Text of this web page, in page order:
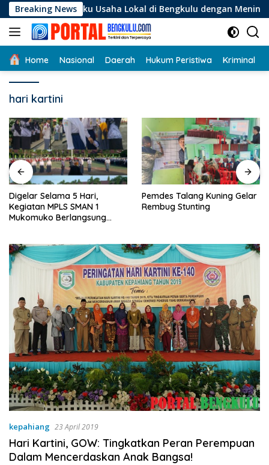
Langsung
ke
konten
Breaking News
Usaha Lokal di Bengkulu dengan Meningkatkan
Home Nasional Daerah Hukum Peristiwa Kriminal
hari kartini
Digelar Selama 5 Hari,
Kegiatan MPLS SMAN 1
Mukomuko Berlangsung
Pemdes Talang Kuning Gelar
Rembug Stunting
kepahiang 23 April 2019
Hari Kartini, GOW: Tingkatkan Peran Perempuan
Dalam Mencerdaskan Anak Bangsa!